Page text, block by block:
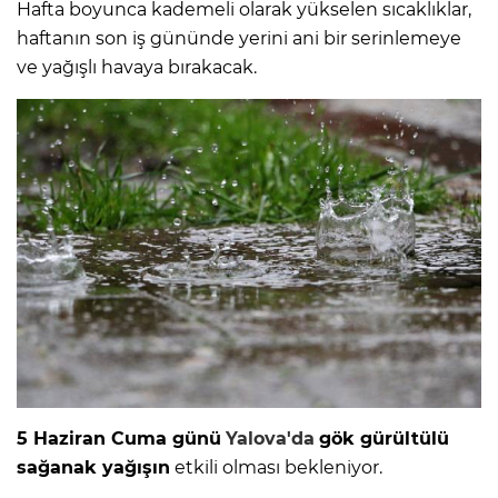
Hafta boyunca kademeli olarak yükselen sıcaklıklar,
haftanın son iş gününde yerini ani bir serinlemeye
ve yağışlı havaya bırakacak.
5 Haziran Cuma günü Yalova'da gök gürültülü
sağanak yağışın etkili olması bekleniyor.